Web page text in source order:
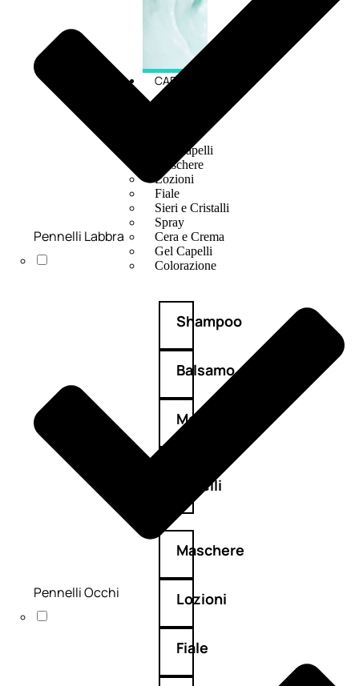
CAPELLI
Olii Capelli
Maschere
Lozioni
Fiale
Sieri e Cristalli
Spray
Cera e Crema
Gel Capelli
Colorazione
Shampoo
Balsamo
Mousse
capelli
Maschere
Lozioni
Fiale
Pennelli Labbra
Pennelli Occhi